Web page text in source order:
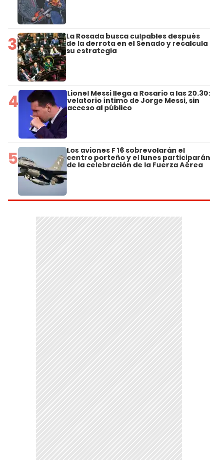
3 La Rosada busca culpables después
de la derrota en el Senado y recalcula
su estrategia
4 Lionel Messi llega a Rosario a las 20.30:
velatorio íntimo de Jorge Messi, sin
acceso al público
5 Los aviones F 16 sobrevolarán el
centro porteño y el lunes participarán
de la celebración de la Fuerza Aérea